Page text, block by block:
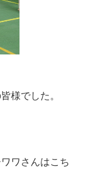
様でした。
ワさんはこち